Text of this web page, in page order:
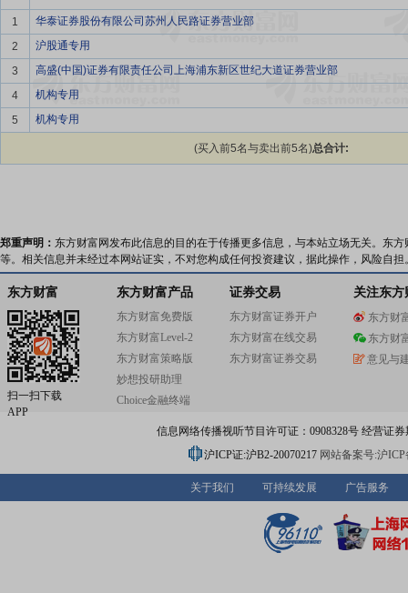
1
华泰证券股份有限公司苏州人民路证券营业部
2
沪股通专用
3
高盛(中国)证券有限责任公司上海浦东新区世纪大道证券营业部
4
机构专用
5
机构专用
(买入前5名与卖出前5名)总合计:
郑重声明： 东方财富网发布此信息的目的在于传播更多信息，与本站立场无关。东
等。相关信息并未经过本网站证实，不对您构成任何投资建议，据此操作，风险自担